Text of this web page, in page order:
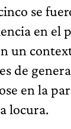
se
en el
un
de
en la
locura.